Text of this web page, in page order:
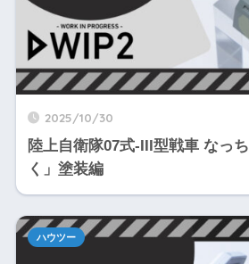
2025/10/30
陸上自衛隊07式-III型戦車 なっ
く」塗装編
ハウツー